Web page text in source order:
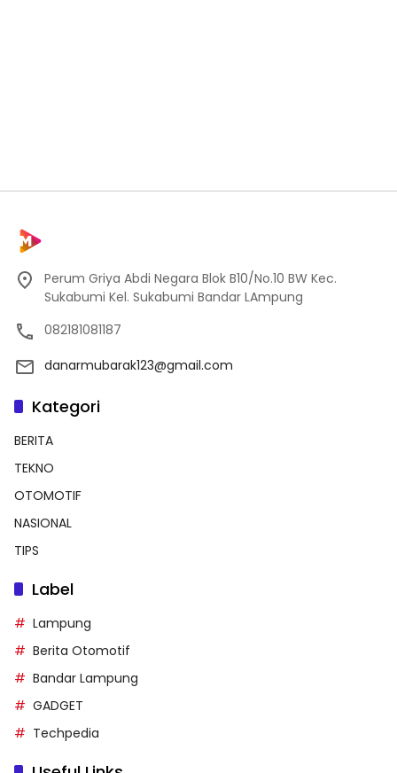
Perum Griya Abdi Negara Blok B10/No.10 BW Kec.
Sukabumi Kel. Sukabumi Bandar LAmpung
082181081187
danarmubarak123@gmail.com
Kategori
BERITA
TEKNO
OTOMOTIF
NASIONAL
TIPS
Label
Lampung
Berita Otomotif
Bandar Lampung
GADGET
Techpedia